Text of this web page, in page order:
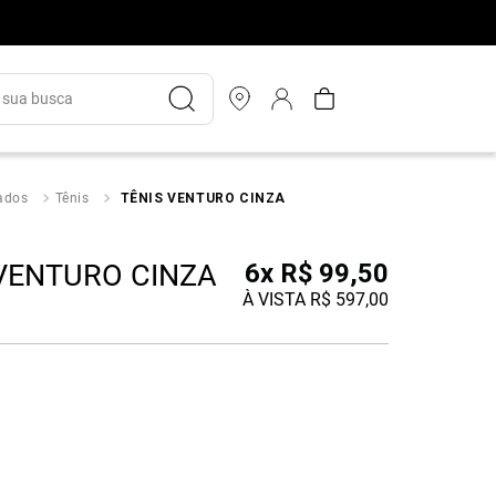
busca
Tênis TÊNIS VENTURO CINZA
CINZA 6x R$ 99,50
À VISTA R$ 597,00